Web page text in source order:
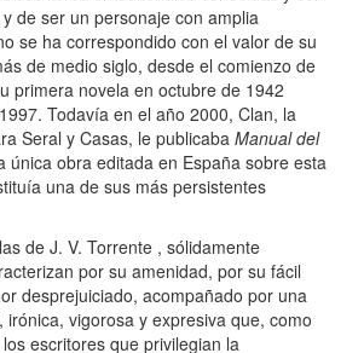
de ser un personaje con amplia
se ha correspondido con el valor de su
de medio siglo, desde el comienzo de
primera novela en octubre de 1942
Todavía en el año 2000, Clan, la
Seral y Casas, le publicaba Manual del
única obra editada en España sobre esta
una de sus más persistentes
de J. V. Torrente , sólidamente
por su amenidad, por su fácil
desprejuiciado, acompañado por una
irónica, vigorosa y expresiva que, como
escritores que privilegian la